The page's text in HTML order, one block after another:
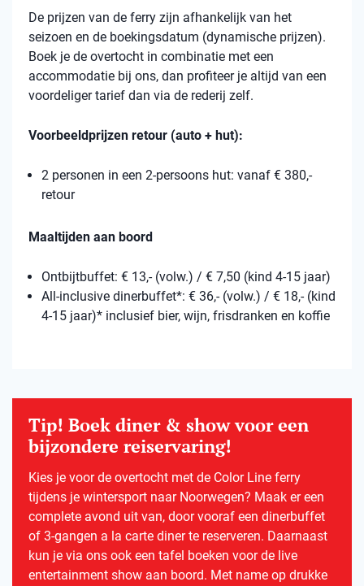
De prijzen van de ferry zijn afhankelijk van het
seizoen en de boekingsdatum (dynamische prijzen).
Boek je de overtocht in combinatie met een
accommodatie bij ons, dan profiteer je altijd van een
voordeliger tarief dan via de rederij zelf.
Voorbeeldprijzen retour (auto + hut):
2 personen in een 2-persoons hut: vanaf € 380,-
retour
Maaltijden aan boord
Ontbijtbuffet: € 13,- (volw.) / € 7,50 (kind 4-15 jaar)
All-inclusive dinerbuffet*: € 36,- (volw.) / € 18,- (kind
4-15 jaar)* inclusief bier, wijn, frisdranken en koffie
Tip! Boek diner & show voor een
bijzondere reiservaring!
Kies je voor de overtocht met de Color Line ferry
tijdens je wintersport naar Noorwegen? Maak er een
complete avond uit van, door vooraf een dinerbuffet
of 3-gangen a la carte diner te reserveren. Daarnaast
kun je via ons ook een tafel boeken voor de live
entertainment show aan boord. Met name op drukke